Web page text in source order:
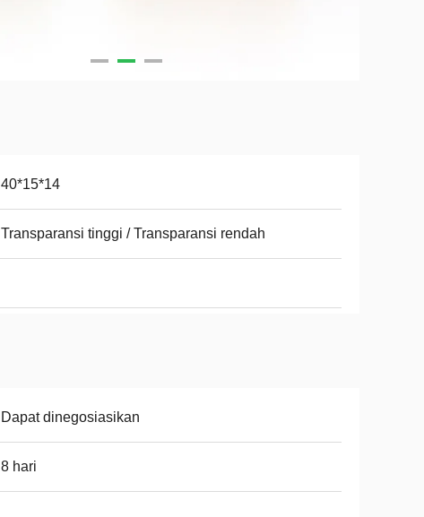
40*15*14
Transparansi tinggi / Transparansi rendah
Dapat dinegosiasikan
8 hari